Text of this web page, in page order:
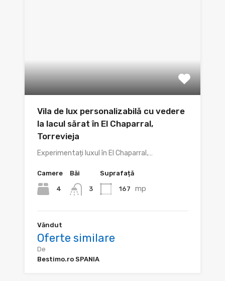
Vila de lux personalizabilă cu vedere
la lacul sărat în El Chaparral,
Torrevieja
Experimentați luxul în El Chaparral,…
Camere
4
Băi
3
Suprafață
167 mp
Văndut
Oferte similare
De
Bestimo.ro SPANIA